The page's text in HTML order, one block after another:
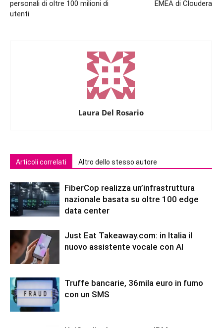
personali di oltre 100 milioni di
utenti
EMEA di Cloudera
Laura Del Rosario
Articoli correlati Altro dello stesso autore
FiberCop realizza un’infrastruttura
nazionale basata su oltre 100 edge
data center
Just Eat Takeaway.com: in Italia il
nuovo assistente vocale con AI
Truffe bancarie, 36mila euro in fumo
con un SMS